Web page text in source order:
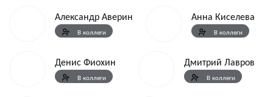
Александр Аверин
В коллеги
Анна Киселева
В коллеги
Денис Фиохин
В коллеги
Дмитрий Лавров
В коллеги